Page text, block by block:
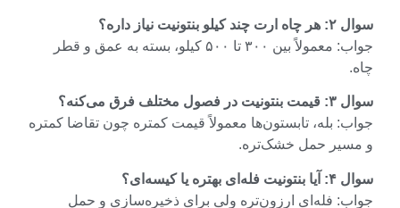
جواب: معمولاً بین ۳۰۰ تا ۵۰۰ کیلو، بسته به عمق و قطر
بله، تابستون‌ها معمولاً قیمت کمتره چون تقاضا کمتره
حمل خشک‌تره.
فله‌ای ارزون‌تره ولی برای ذخیره‌سازی و حمل